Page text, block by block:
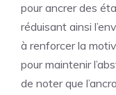
pour ancrer des
réduisant ainsi
à renforcer la
pour maintenir
de noter que